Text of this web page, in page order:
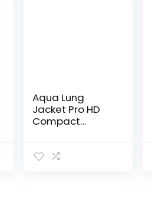
Aqua Lung
Jacket Pro HD
Compact